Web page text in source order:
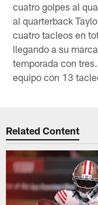
cuatro golpes al
al quarterback
cuatro tacleos en
llegando a su
temporada con
equipo con 13
Related Content